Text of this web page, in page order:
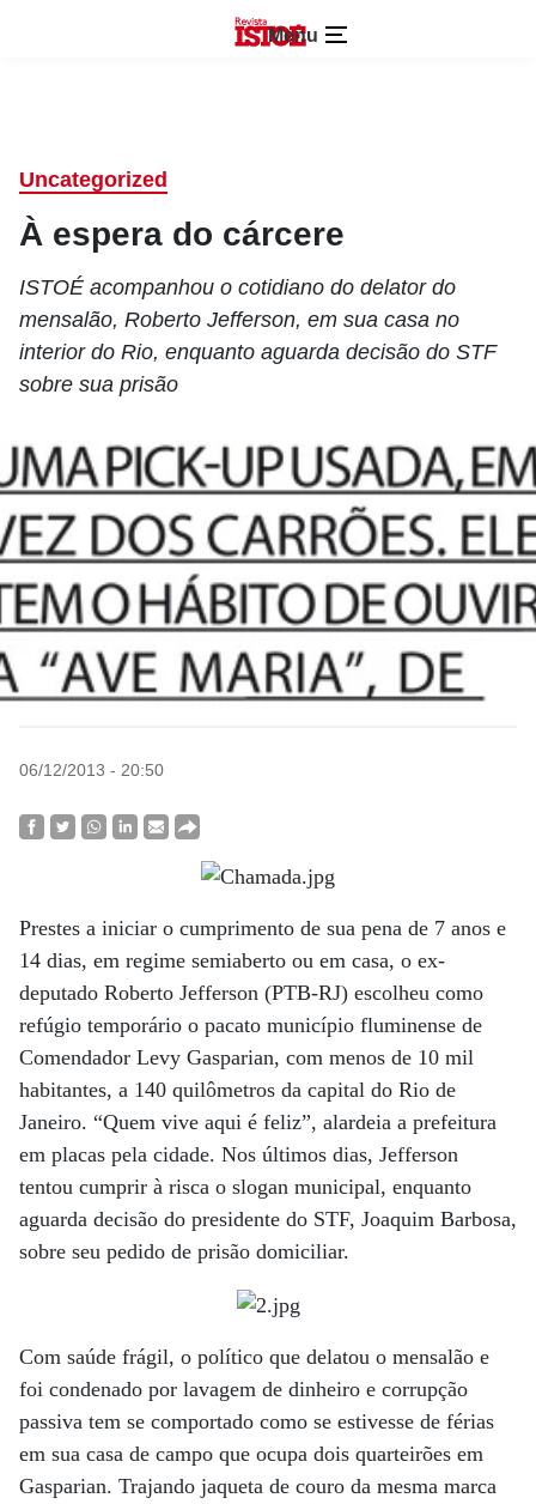
Menu
Uncategorized
À espera do cárcere
ISTOÉ acompanhou o cotidiano do delator do
mensalão, Roberto Jefferson, em sua casa no
interior do Rio, enquanto aguarda decisão do STF
sobre sua prisão
06/12/2013 - 20:50
Prestes a iniciar o cumprimento de sua pena de 7 anos e
14 dias, em regime semiaberto ou em casa, o ex-
deputado Roberto Jefferson (PTB-RJ) escolheu como
refúgio temporário o pacato município fluminense de
Comendador Levy Gasparian, com menos de 10 mil
habitantes, a 140 quilômetros da capital do Rio de
Janeiro. “Quem vive aqui é feliz”, alardeia a prefeitura
em placas pela cidade. Nos últimos dias, Jefferson
tentou cumprir à risca o slogan municipal, enquanto
aguarda decisão do presidente do STF, Joaquim Barbosa,
sobre seu pedido de prisão domiciliar.
Com saúde frágil, o político que delatou o mensalão e
foi condenado por lavagem de dinheiro e corrupção
passiva tem se comportado como se estivesse de férias
em sua casa de campo que ocupa dois quarteirões em
Gasparian. Trajando jaqueta de couro da mesma marca